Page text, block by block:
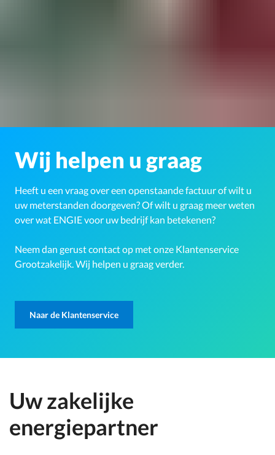
Wij helpen u graag
Heeft u een vraag over een openstaande factuur of wilt u
uw meterstanden doorgeven? Of wilt u graag meer weten
over wat ENGIE voor uw bedrijf kan betekenen?
Neem dan gerust contact op met onze Klantenservice
Grootzakelijk. Wij helpen u graag verder.
Naar de Klantenservice
Uw zakelijke
energiepartner